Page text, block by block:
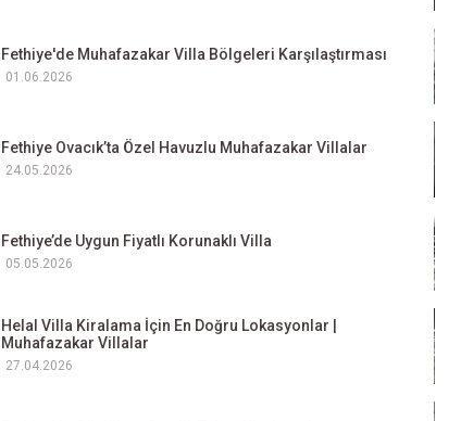
Fethiye'de Muhafazakar Villa Bölgeleri Karşılaştırması
01.06.2026
Fethiye Ovacık’ta Özel Havuzlu Muhafazakar Villalar
24.05.2026
Fethiye’de Uygun Fiyatlı Korunaklı Villa
05.05.2026
Helal Villa Kiralama İçin En Doğru Lokasyonlar |
Muhafazakar Villalar
27.04.2026